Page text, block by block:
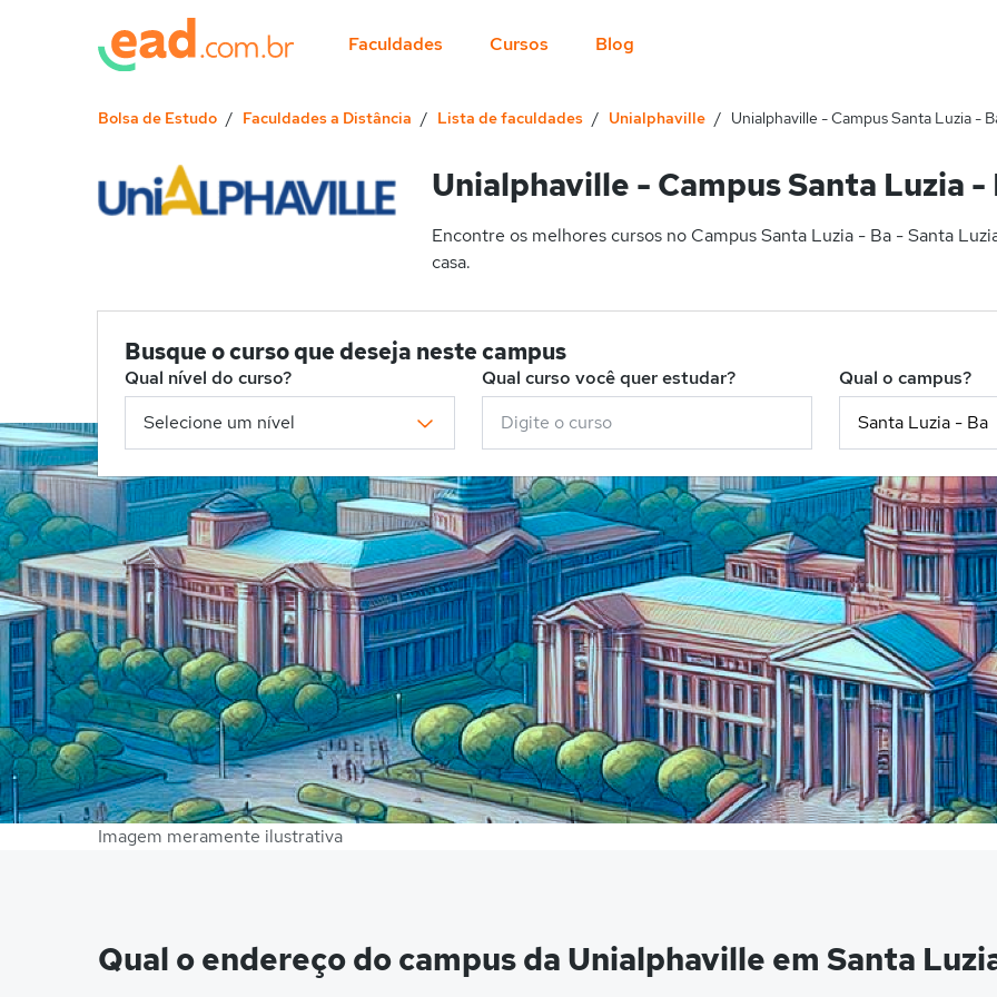
Faculdades Cursos Blog
Bolsa de Estudo Faculdades a Distância Lista de faculdades Unialphaville Unialphaville - Campus Santa Luzia -
Unialphaville - Campus Santa Luzia -
Encontre os melhores cursos no Campus Santa Luzia - Ba - Santa
casa.
Busque o curso que deseja neste campus
Qual nível do curso? Qual curso você quer estudar? Qual o campus?
Imagem meramente ilustrativa
Qual o endereço do campus da Unialphaville em Santa